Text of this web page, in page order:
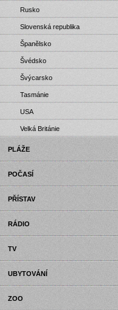
Rusko
Slovenská republika
Španělsko
Švédsko
Švýcarsko
Tasmánie
USA
Velká Británie
PLÁŽE
POČASÍ
PŘÍSTAV
RÁDIO
TV
UBYTOVÁNÍ
ZOO